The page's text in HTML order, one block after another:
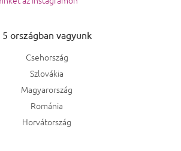
5 országban vagyunk
Csehország
Szlovákia
Magyarország
Románia
Horvátország